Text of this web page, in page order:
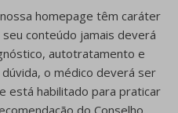
homepage têm caráter
conteúdo jamais deverá
autotratamento e
o médico deverá ser
está habilitado para praticar